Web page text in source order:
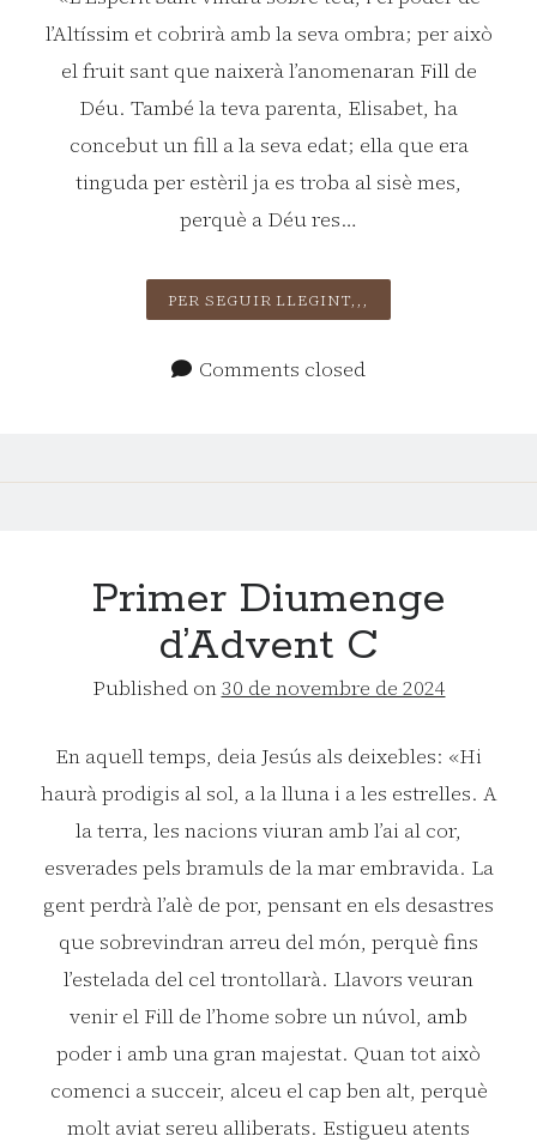
l’Altíssim et cobrirà amb la seva ombra; per això
el fruit sant que naixerà l’anomenaran Fill de
Déu. També la teva parenta, Elisabet, ha
concebut un fill a la seva edat; ella que era
tinguda per estèril ja es troba al sisè mes,
perquè a Déu res…
PER SEGUIR LLEGINT,,,
DE
Comments closed
Primer Diumenge
d’Advent C
Published on30 de novembre de 2024
En aquell temps, deia Jesús als deixebles: «Hi
haurà prodigis al sol, a la lluna i a les estrelles. A
la terra, les nacions viuran amb l’ai al cor,
esverades pels bramuls de la mar embravida. La
gent perdrà l’alè de por, pensant en els desastres
que sobrevindran arreu del món, perquè fins
l’estelada del cel trontollarà. Llavors veuran
venir el Fill de l’home sobre un núvol, amb
poder i amb una gran majestat. Quan tot això
comenci a succeir, alceu el cap ben alt, perquè
molt aviat sereu alliberats. Estigueu atents